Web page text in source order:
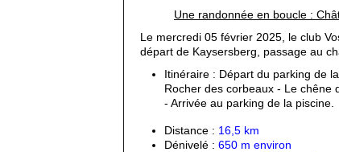
Une randonnée en boucle :
Le mercredi 05 février 2025, le club
départ de Kaysersberg, passage au
Itinéraire : Départ du parking de
Rocher des corbeaux - Le chêne
- Arrivée au parking de la piscine.
Distance : 16,5 km
Dénivelé : 650 m environ